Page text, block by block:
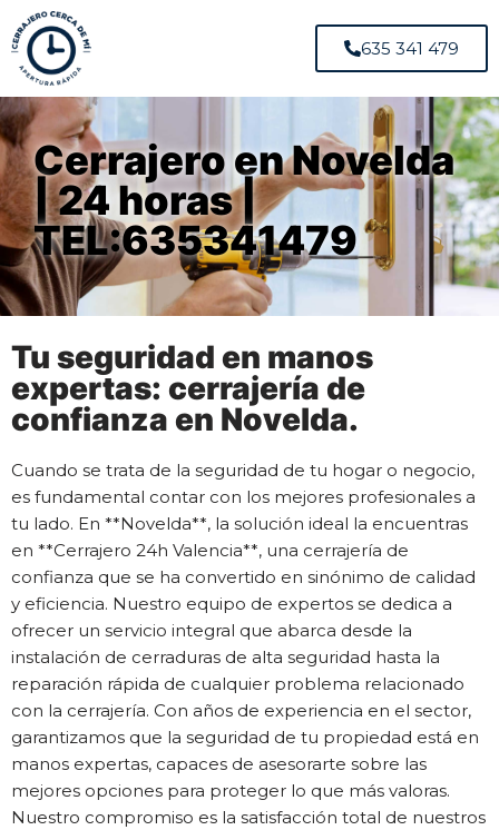
635 341 479
Cerrajero en Novelda
| 24 horas |
TEL:635341479
Tu seguridad en manos
expertas: cerrajería de
confianza en Novelda.
Cuando se trata de la seguridad de tu hogar o negocio,
es fundamental contar con los mejores profesionales a
tu lado. En **Novelda**, la solución ideal la encuentras
en **Cerrajero 24h Valencia**, una cerrajería de
confianza que se ha convertido en sinónimo de calidad
y eficiencia. Nuestro equipo de expertos se dedica a
ofrecer un servicio integral que abarca desde la
instalación de cerraduras de alta seguridad hasta la
reparación rápida de cualquier problema relacionado
con la cerrajería. Con años de experiencia en el sector,
garantizamos que la seguridad de tu propiedad está en
manos expertas, capaces de asesorarte sobre las
mejores opciones para proteger lo que más valoras.
Nuestro compromiso es la satisfacción total de nuestros